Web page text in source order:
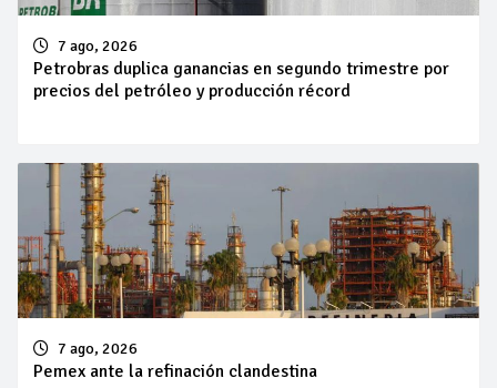
7 ago, 2026
Petrobras duplica ganancias en segundo trimestre por
precios del petróleo y producción récord
7 ago, 2026
Pemex ante la refinación clandestina